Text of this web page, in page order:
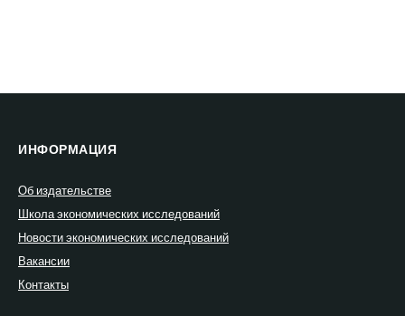
ИНФОРМАЦИЯ
Об издательстве
Школа экономических исследований
Новости экономических исследований
Вакансии
Контакты